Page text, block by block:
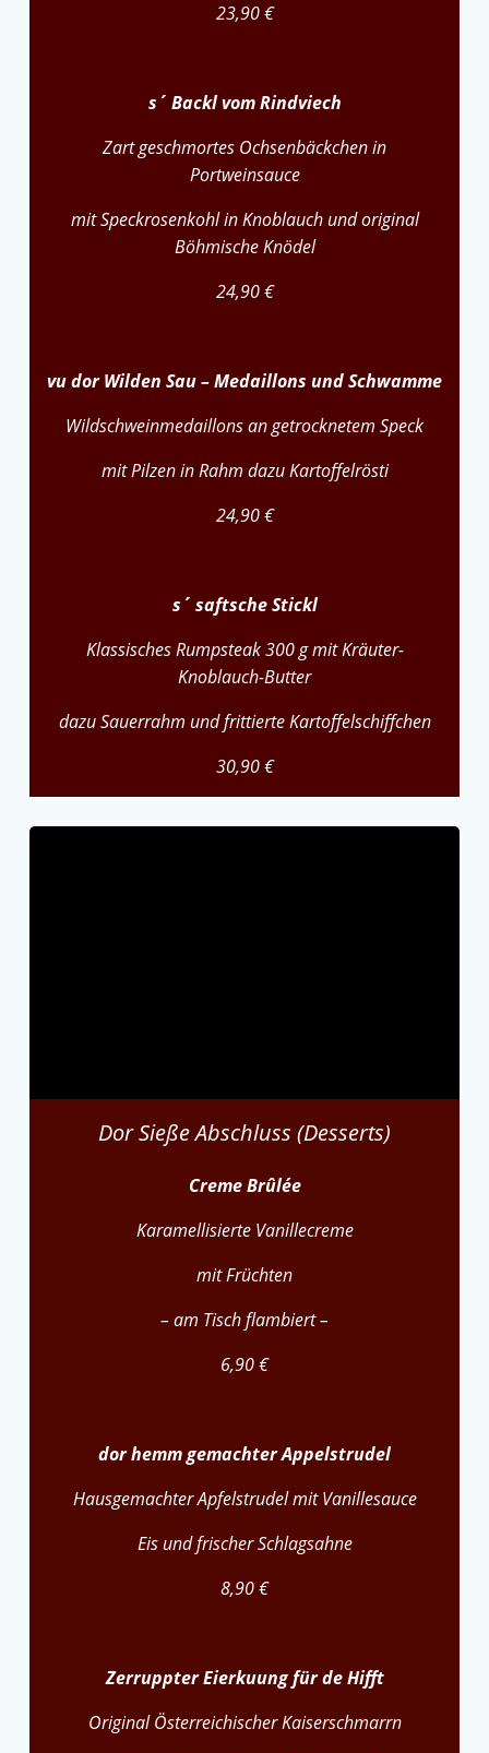
23,90 €
s´ Backl vom Rindviech
Zart geschmortes Ochsenbäckchen in
Portweinsauce
mit Speckrosenkohl in Knoblauch und original
Böhmische Knödel
24,90 €
vu dor Wilden Sau – Medaillons und Schwamme
Wildschweinmedaillons an getrocknetem Speck
mit Pilzen in Rahm dazu Kartoffelrösti
24,90 €
s´ saftsche Stickl
Klassisches Rumpsteak 300 g mit Kräuter-
Knoblauch-Butter
dazu Sauerrahm und frittierte Kartoffelschiffchen
30,90 €
Dor Sieße Abschluss (Desserts)
Creme Brûlée
Karamellisierte Vanillecreme
mit Früchten
– am Tisch flambiert –
6,90 €
dor hemm gemachter Appelstrudel
Hausgemachter Apfelstrudel mit Vanillesauce
Eis und frischer Schlagsahne
8,90 €
Zerruppter Eierkuung für de Hifft
Original Österreichischer Kaiserschmarrn